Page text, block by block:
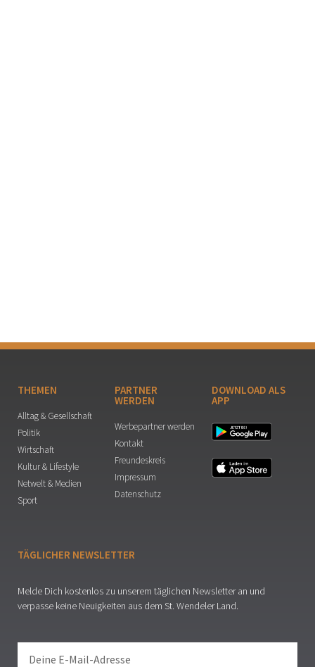
THEMEN
Alltag & Gesellschaft
Politik
Wirtschaft
Kultur & Lifestyle
Netwelt & Medien
Sport
PARTNER
WERDEN
Werbepartner werden
Kontakt
Freundeskreis
Impressum
Datenschutz
DOWNLOAD ALS
APP
TÄGLICHER NEWSLETTER
Melde Dich kostenlos zu unserem täglichen Newsletter an und
verpasse keine Neuigkeiten aus dem St. Wendeler Land.